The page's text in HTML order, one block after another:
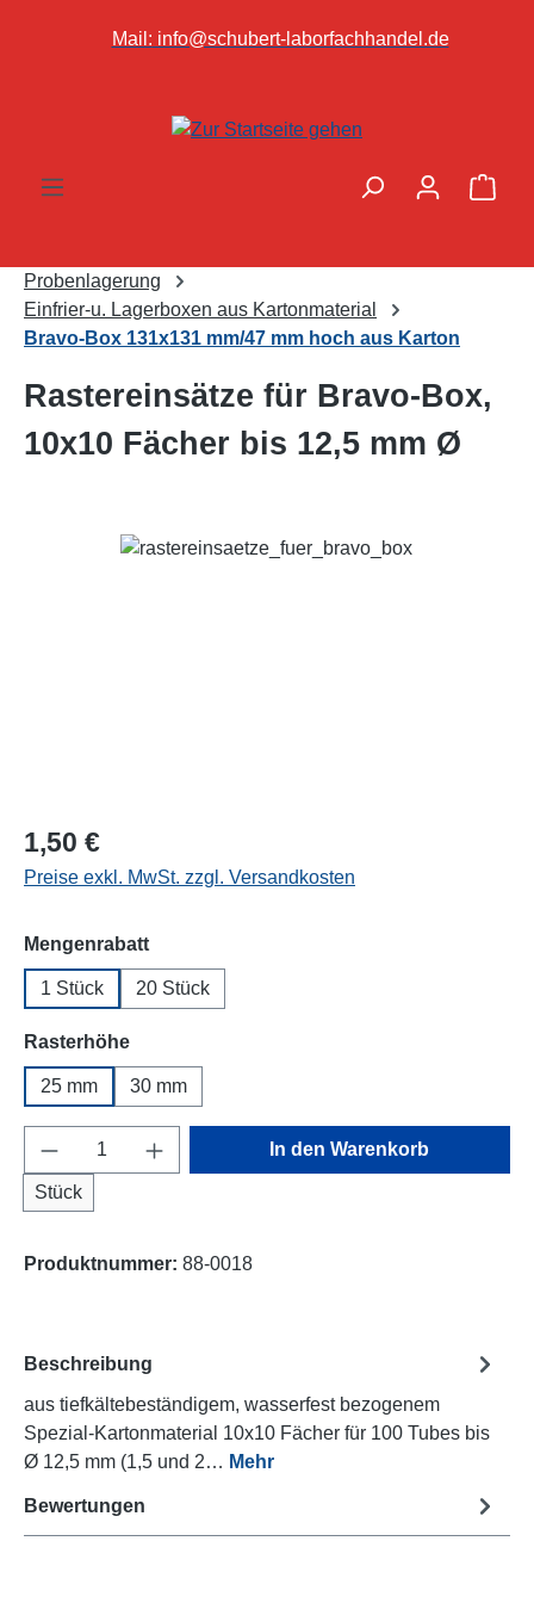
springen
Mail: info@schubert-laborfachhandel.de
Probenlagerung
Einfrier-u. Lagerboxen aus Kartonmaterial
Bravo-Box 131x131 mm/47 mm hoch aus Karton
Rastereinsätze für Bravo-Box,
10x10 Fächer bis 12,5 mm Ø
Bildergalerie überspringen
1,50 €
Preise exkl. MwSt. zzgl. Versandkosten
Mengenrabattauswählen
1 Stück 20 Stück
Rasterhöheauswählen
25 mm 30 mm
Produkt Anzahl: Gib den gewünschten
Stück
In den Warenkorb
Produktnummer: 88-0018
Beschreibung
aus tiefkältebeständigem, wasserfest bezogenem
Spezial-Kartonmaterial 10x10 Fächer für 100 Tubes bis
Ø 12,5 mm (1,5 und 2… Mehr
Bewertungen